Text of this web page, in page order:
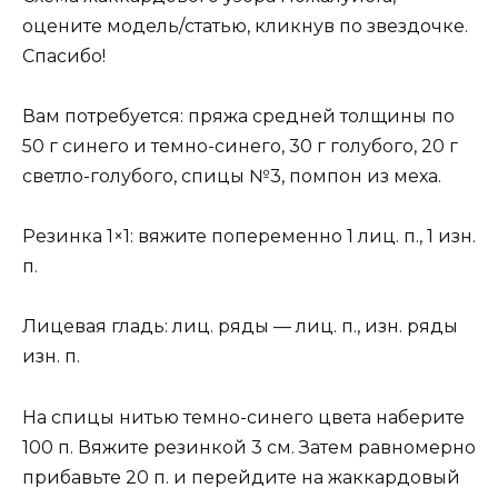
оцените модель/статью, кликнув по звездочке.
Спасибо!
Вам потребуется: пряжа средней толщины по
50 г синего и темно-синего, 30 г голубого, 20 г
светло-голубого, спицы №3, помпон из меха.
Резинка 1×1: вяжите попеременно 1 лиц. п., 1 изн.
п.
Лицевая гладь: лиц. ряды — лиц. п., изн. ряды
изн. п.
На спицы нитью темно-синего цвета наберите
100 п. Вяжите резинкой 3 см. Затем равномерно
прибавьте 20 п. и перейдите на жаккардовый